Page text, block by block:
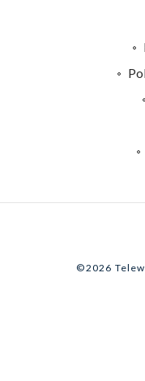
Centrum informacji
Naziemna
Biuro Reklamy
©2026